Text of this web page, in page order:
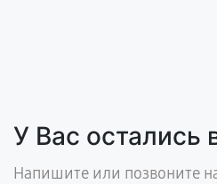
У Вас остались
Напишите или позвоните